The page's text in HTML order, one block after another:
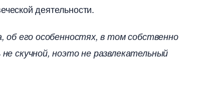
деятельности.
его особенностях, в том собственно
ноэто не развлекательный